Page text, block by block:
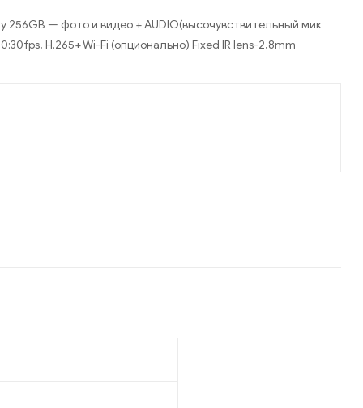
256GB — фото и видео + AUDIO(высочувствительный мик
H.265+ Wi-Fi (опционально) Fixed IR lens-2,8mm